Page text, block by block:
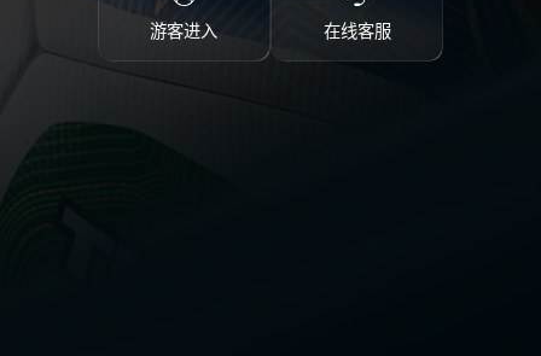
游客进入 在线客服